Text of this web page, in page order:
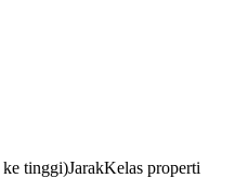
ke tinggi)JarakKelas properti